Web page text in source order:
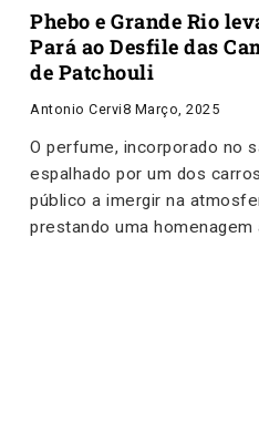
Phebo e Grande Rio
Pará ao Desfile das
de Patchouli
Antonio Cervi8 Março, 2025
O perfume, incorporado no
espalhado por um dos
público a imergir na
prestando uma